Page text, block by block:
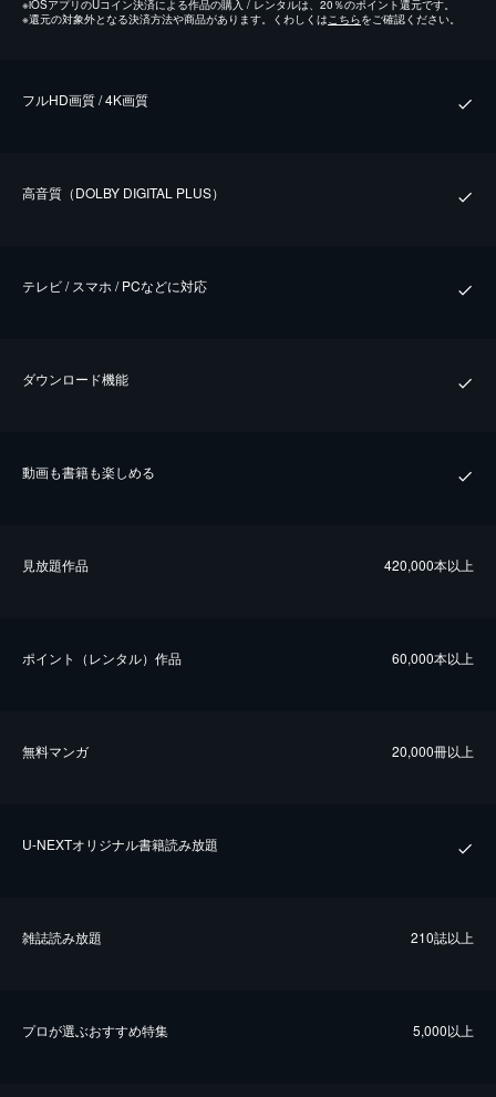
※iOSアプリのUコイン決済による作品の購入 / レンタルは、20％のポイント還元です。
※還元の対象外となる決済方法や商品があります。くわしくはこちらをご確認ください。
フルHD画質 / 4K画質
⾼⾳質（DOLBY DIGITAL PLUS）
テレビ / スマホ / PCなどに対応
ダウンロード機能
動画も書籍も楽しめる
⾒放題作品 420,000本以上
ポイント（レンタル）作品 60,000本以上
無料マンガ 20,000冊以上
U-NEXTオリジナル書籍読み放題
雑誌読み放題 210誌以上
プロが選ぶおすすめ特集 5,000以上